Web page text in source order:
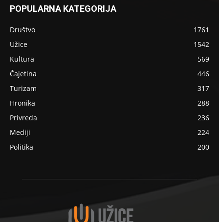
POPULARNA KATEGORIJA
Društvo
1761
Užice
1542
Kultura
569
Čajetina
446
Turizam
317
Hronika
288
Privreda
236
Mediji
224
Politika
200